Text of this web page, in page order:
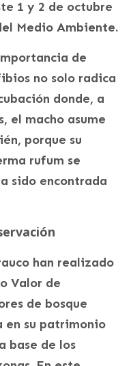
1 y 2 de octubre
Medio Ambiente.
de
no solo radica
donde, a
el macho asume
porque su
rufum se
sido encontrada
han realizado
Valor de
de bosque
en su patrimonio
base de los